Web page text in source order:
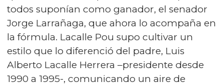
todos suponían como ganador, el senador
Jorge Larrañaga, que ahora lo acompaña en
la fórmula. Lacalle Pou supo cultivar un
estilo que lo diferenció del padre, Luis
Alberto Lacalle Herrera –presidente desde
1990 a 1995-, comunicando un aire de